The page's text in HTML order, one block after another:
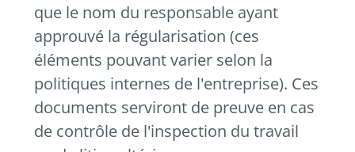
que le nom du responsable ayant
approuvé la régularisation (ces
éléments pouvant varier selon la
politiques internes de l'entreprise). Ces
documents serviront de preuve en cas
de contrôle de l'inspection du travail